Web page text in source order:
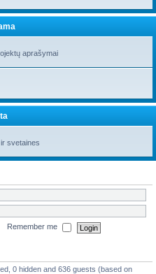
aprašymai
svetaines
Remember me
0 hidden and 636 guests (based on